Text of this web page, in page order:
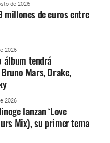
de 2026
millones de euros entre
2026
álbum tendrá
Mars, Drake,
2026
lanzan ‘Love
Mix), su primer tema